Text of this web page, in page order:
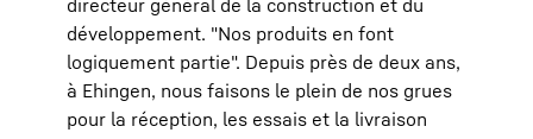
directeur général de la construction et du
développement. "Nos produits en font
logiquement partie". Depuis près de deux ans,
à Ehingen, nous faisons le plein de nos grues
pour la réception, les essais et la livraison